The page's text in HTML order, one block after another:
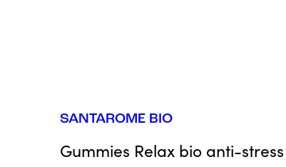
SANTAROME BIO
Gummies Relax bio anti-